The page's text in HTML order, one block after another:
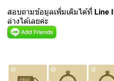
สอบถามข้อมูลเพิ่มเติมได้ที่ Line
ล่างได้เลยค่ะ